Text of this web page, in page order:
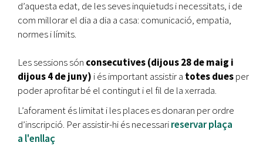
d’aquesta edat, de les seves inquietuds i necessitats, i de
com millorar el dia a dia a casa: comunicació, empatia,
normes i límits.
Les sessions són consecutives (dijous 28 de maig i
dijous 4 de juny) i és important assistir a totes duesper
poder aprofitar bé el contingut i el fil de la xerrada.
L’aforament és limitat i les places es donaran per ordre
d’inscripció. Per assistir-hi és necessarireservar plaça
a l'enllaç